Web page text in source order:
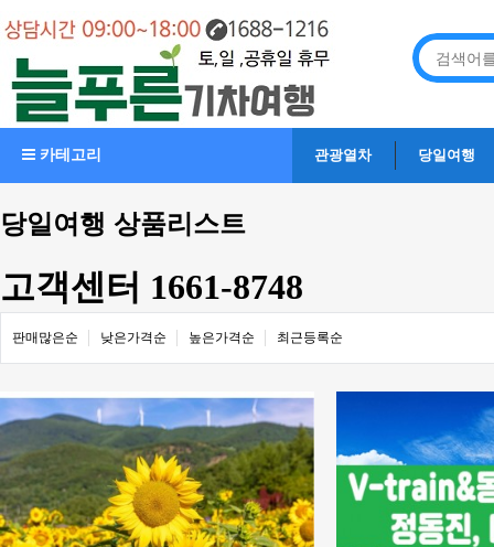
카테고리 관광열차 당일여행
당일여행 상품리스트
고객센터 1661-8748
판매많은순 낮은가격순 높은가격순 최근등록순